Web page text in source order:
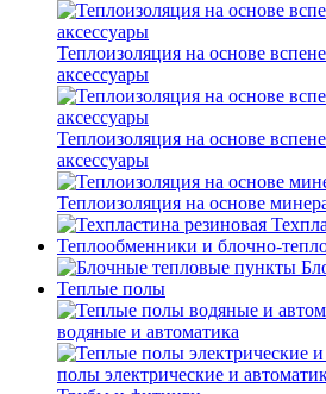
Теплоизоляция на основе
аксессуары
Теплоизоляция на основе
аксессуары
Теплоизоляция на основе
Теплообменники и блочно-
Теплые полы
водяные и автоматика
полы электрические и